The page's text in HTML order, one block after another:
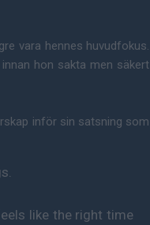
vara hennes huvudfokus.
hon sakta men säkert
inför sin satsning som
like the right time